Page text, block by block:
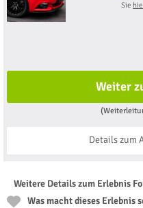
Sie
Weiter
Details zum
Weitere Details zum Erlebnis
Was macht dieses Erlebnis